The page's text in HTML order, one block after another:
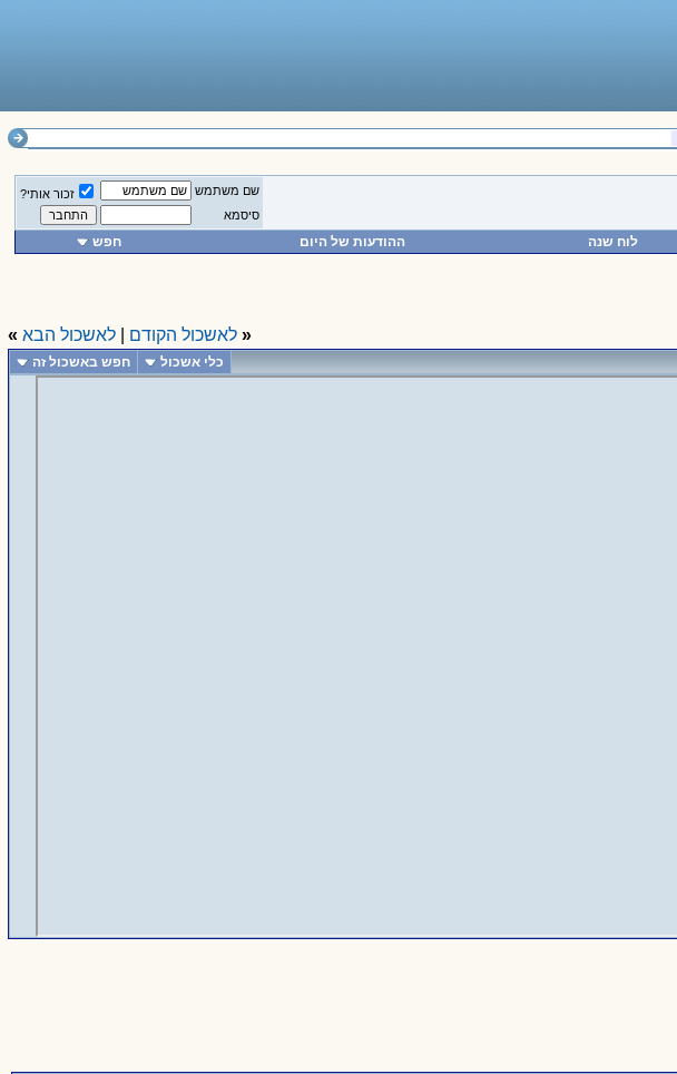
שם משתמש
זכור אותי?
סיסמא
לוח שנה ההודעות של היום חפש
« לאשכול הקודם לאשכול הבא »
כלי אשכול חפש באשכול זה